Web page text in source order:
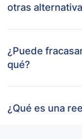
otras
¿Puede
qué?
¿Qué es una